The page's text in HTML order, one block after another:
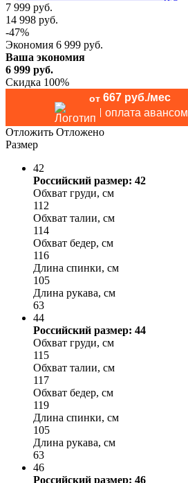
7 999 руб.
14 998 руб.
-47%
Экономия 6 999 руб.
Ваша экономия
6 999 руб.
Скидка 100%
от 667 руб./мес
оплата авансом
Отложить Отложено
Размер
42
Российский размер: 42
Обхват груди, см
112
Обхват талии, см
114
Обхват бедер, см
116
Длина спинки, см
105
Длина рукава, см
63
44
Российский размер: 44
Обхват груди, см
115
Обхват талии, см
117
Обхват бедер, см
119
Длина спинки, см
105
Длина рукава, см
63
46
Российский размер: 46